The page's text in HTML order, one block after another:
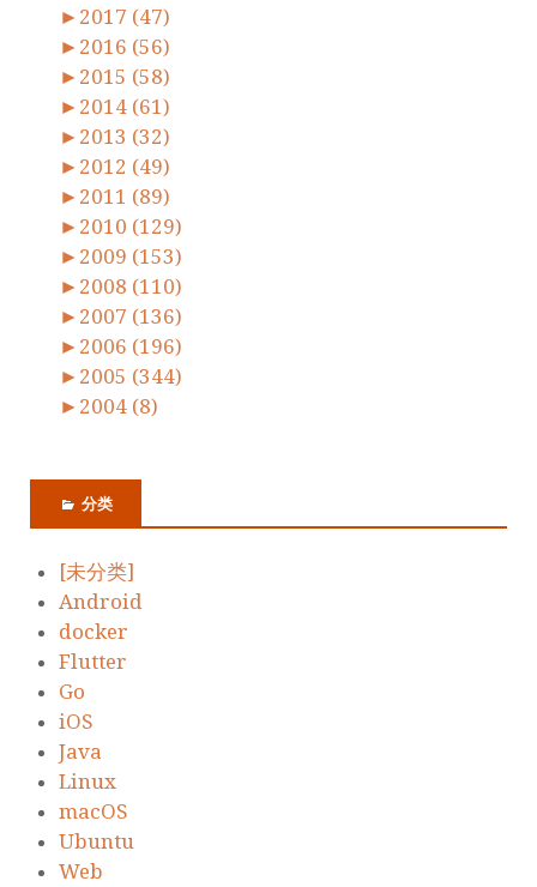
► 2017 (47)
► 2016 (56)
► 2015 (58)
► 2014 (61)
► 2013 (32)
► 2012 (49)
► 2011 (89)
► 2010 (129)
► 2009 (153)
► 2008 (110)
► 2007 (136)
► 2006 (196)
► 2005 (344)
► 2004 (8)
分类
[未分类]
Android
docker
Flutter
Go
iOS
Java
Linux
macOS
Ubuntu
Web